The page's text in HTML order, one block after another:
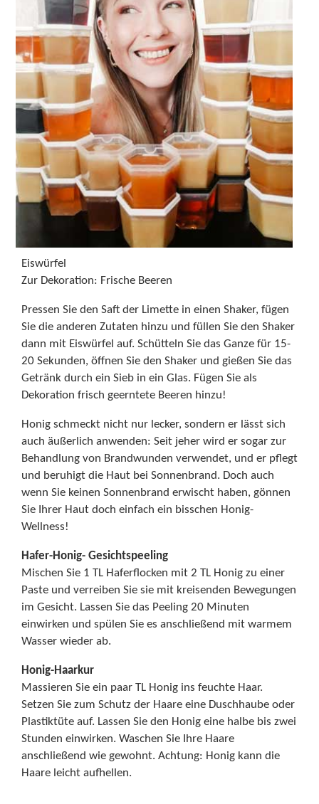
Eiswürfel
Zur Dekoration: Frische Beeren
Pressen Sie den Saft der Limette in einen Shaker, fügen
Sie die anderen Zutaten hinzu und füllen Sie den Shaker
dann mit Eiswürfel auf. Schütteln Sie das Ganze für 15-
20 Sekunden, öffnen Sie den Shaker und gießen Sie das
Getränk durch ein Sieb in ein Glas. Fügen Sie als
Dekoration frisch geerntete Beeren hinzu!
Honig schmeckt nicht nur lecker, sondern er lässt sich
auch äußerlich anwenden: Seit jeher wird er sogar zur
Behandlung von Brandwunden verwendet, und er pflegt
und beruhigt die Haut bei Sonnenbrand. Doch auch
wenn Sie keinen Sonnenbrand erwischt haben, gönnen
Sie Ihrer Haut doch einfach ein bisschen Honig-
Wellness!
Hafer-Honig- Gesichtspeeling
Mischen Sie 1 TL Haferflocken mit 2 TL Honig zu einer
Paste und verreiben Sie sie mit kreisenden Bewegungen
im Gesicht. Lassen Sie das Peeling 20 Minuten
einwirken und spülen Sie es anschließend mit warmem
Wasser wieder ab.
Honig-Haarkur
Massieren Sie ein paar TL Honig ins feuchte Haar.
Setzen Sie zum Schutz der Haare eine Duschhaube oder
Plastiktüte auf. Lassen Sie den Honig eine halbe bis zwei
Stunden einwirken. Waschen Sie Ihre Haare
anschließend wie gewohnt. Achtung: Honig kann die
Haare leicht aufhellen.